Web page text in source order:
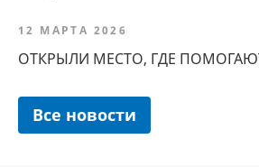
12 МАРТА 2026
ОТКРЫЛИ МЕСТО, ГДЕ
Все новости